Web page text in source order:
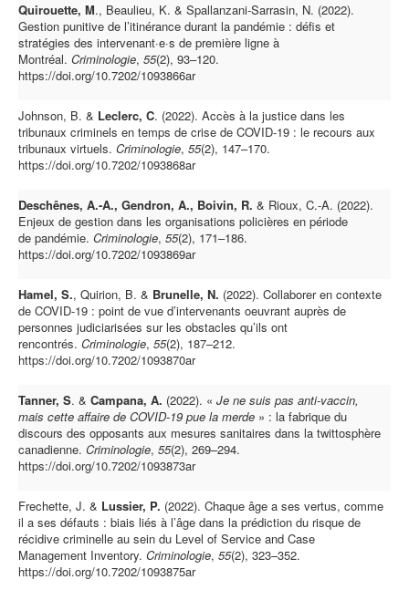
Quirouette, M., Beaulieu, K. & Spallanzani-Sarrasin, N. (2022).
Gestion punitive de l’itinérance durant la pandémie : défis et
stratégies des intervenant·e·s de première ligne à
Montréal. Criminologie, 55(2), 93–120.
https://doi.org/10.7202/1093866ar
Johnson, B. & Leclerc, C. (2022). Accès à la justice dans les
tribunaux criminels en temps de crise de COVID-19 : le recours aux
tribunaux virtuels. Criminologie, 55(2), 147–170.
https://doi.org/10.7202/1093868ar
Deschênes, A.-A., Gendron, A., Boivin, R. & Rioux, C.-A. (2022).
Enjeux de gestion dans les organisations policières en période
de pandémie. Criminologie, 55(2), 171–186.
https://doi.org/10.7202/1093869ar
Hamel, S., Quirion, B. & Brunelle, N. (2022). Collaborer en contexte
de COVID-19 : point de vue d’intervenants oeuvrant auprès de
personnes judiciarisées sur les obstacles qu’ils ont
rencontrés. Criminologie, 55(2), 187–212.
https://doi.org/10.7202/1093870ar
Tanner, S. & Campana, A. (2022). « Je ne suis pas anti-vaccin,
mais cette affaire de COVID-19 pue la merde » : la fabrique du
discours des opposants aux mesures sanitaires dans la twittosphère
canadienne. Criminologie, 55(2), 269–294.
https://doi.org/10.7202/1093873ar
Frechette, J. & Lussier, P. (2022). Chaque âge a ses vertus, comme
il a ses défauts : biais liés à l’âge dans la prédiction du risque de
récidive criminelle au sein du Level of Service and Case
Management Inventory. Criminologie, 55(2), 323–352.
https://doi.org/10.7202/1093875ar